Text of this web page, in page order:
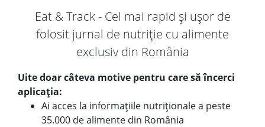
Eat & Track - Cel mai rapid și ușor de
folosit jurnal de nutriție cu alimente
exclusiv din România
Uite doar câteva motive pentru care să încerci
aplicația:
Ai acces la informațiile nutriționale a peste
35.000 de alimente din România